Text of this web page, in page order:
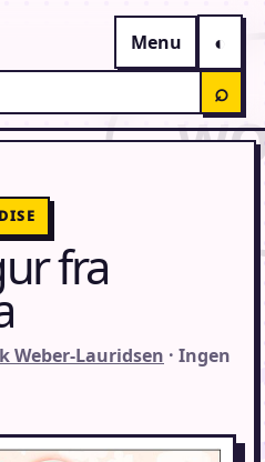
Menu
⌕
fra
Weber-Lauridsen · Ingen